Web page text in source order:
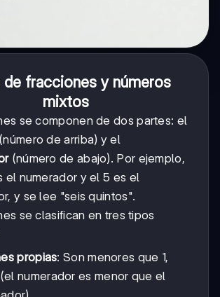
fracciones y números
mixtos
se componen de dos partes: el
de arriba) y el
(número de abajo). Por ejemplo,
el numerador y el 5 es el
y se lee "seis quintos".
se clasifican en tres tipos
propias: Son menores que 1,
(el numerador es menor que el